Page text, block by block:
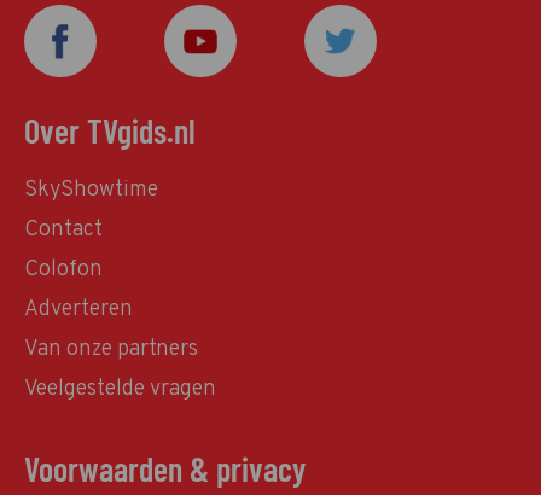
Over TVgids.nl
SkyShowtime
Contact
Colofon
Adverteren
Van onze partners
Veelgestelde vragen
Voorwaarden & privacy